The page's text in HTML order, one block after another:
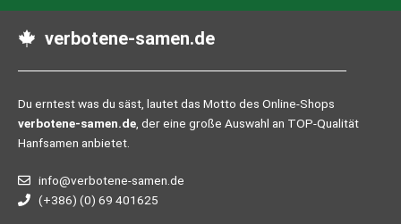
verbotene-samen.de
Du erntest was du säst, lautet das Motto des Online-Shops
verbotene-samen.de , der eine große Auswahl an TOP-Qualität
Hanfsamen anbietet.
info@verbotene-samen.de
(+386) (0) 69 401625